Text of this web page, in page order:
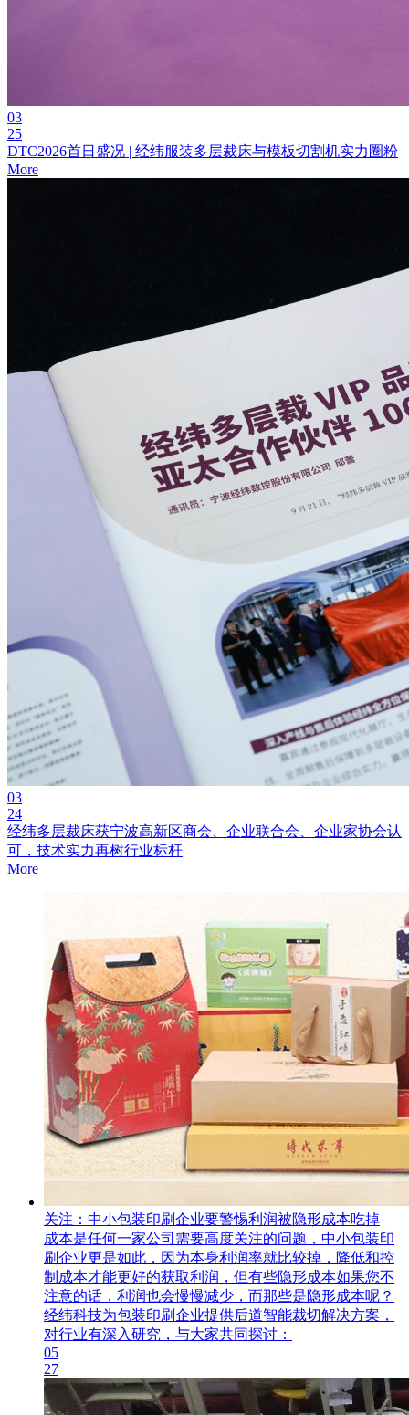
03
25
DTC2026首日盛况 | 经纬服装多层裁床与模板切割机实力圈粉
More
03
24
经纬多层裁床获宁波高新区商会、企业联合会、企业家协会认
可，技术实力再树行业标杆
More
关注：中小包装印刷企业要警惕利润被隐形成本吃掉
成本是任何一家公司需要高度关注的问题，中小包装印
刷企业更是如此，因为本身利润率就比较掉，降低和控
制成本才能更好的获取利润，但有些隐形成本如果您不
注意的话，利润也会慢慢减少，而那些是隐形成本呢？
经纬科技为包装印刷企业提供后道智能裁切解决方案，
对行业有深入研究，与大家共同探讨：
05
27